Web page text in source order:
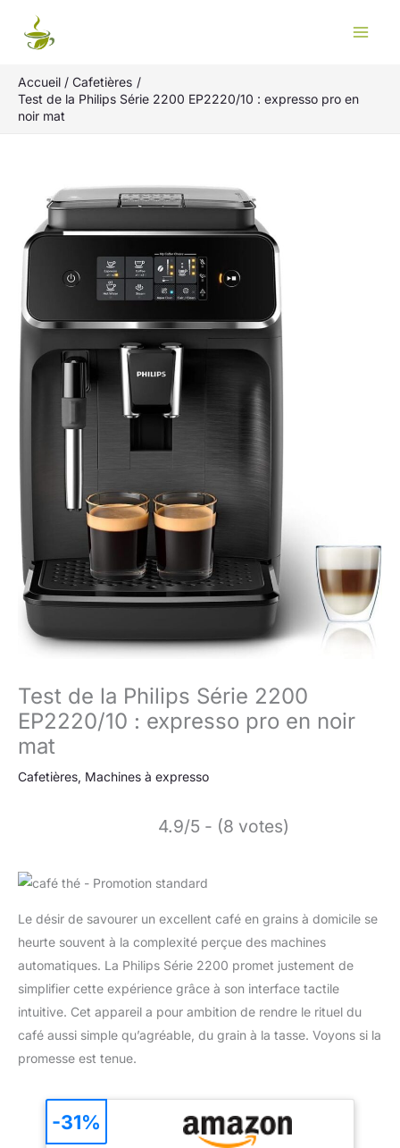
Accueil
Cafetières
Test de la Philips Série 2200 EP2220/10 : expresso pro en
noir mat
Test de la Philips Série 2200
EP2220/10 : expresso pro en noir
mat
Cafetières, Machines à expresso
4.9/5 - (8 votes)
Le désir de savourer un excellent café en grains à domicile se
heurte souvent à la complexité perçue des machines
automatiques. La Philips Série 2200 promet justement de
simplifier cette expérience grâce à son interface tactile
intuitive. Cet appareil a pour ambition de rendre le rituel du
café aussi simple qu’agréable, du grain à la tasse. Voyons si la
promesse est tenue.
-31%